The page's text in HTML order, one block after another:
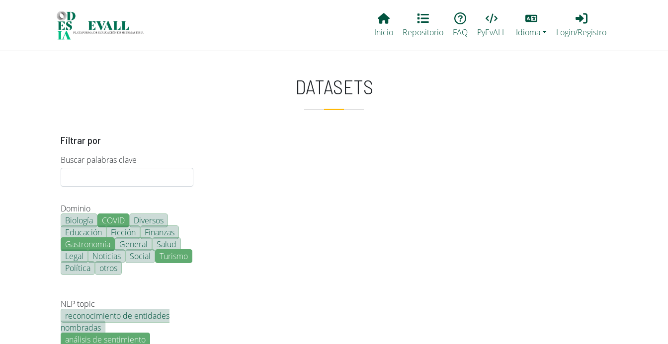
Main EvALL
Inicio Repositorio FAQ PyEvALL
Lang
Idioma
Login_Registro
Login/Registro
DATASETS
Filtrar por
Buscar palabras clave
Dominio
Biología
COVID
Diversos
Educación
Ficción
Finanzas
Gastronomía
General
Salud
Legal
Noticias Social
Turismo
Política
otros
NLP topic
reconocimiento de entidades
nombradas
análisis de sentimiento